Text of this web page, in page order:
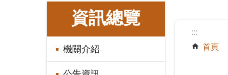
資訊總覽
機關介紹
:::
首頁